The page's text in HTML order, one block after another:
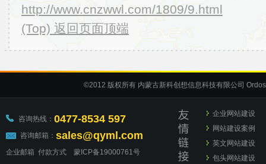
http://www.cnzwwl.com/1809/9.html
(Top) 返回页面顶端
©2012 版权所有 内蒙古新科创想信息科技有限公司
咨询热线： 0477-8534 597
咨询邮箱： sales@qyml.com
企业邮箱 付款方式 蒙ICP备19000761号
企业网站建设
网站建设案例
英文网站建设
包头网站建设